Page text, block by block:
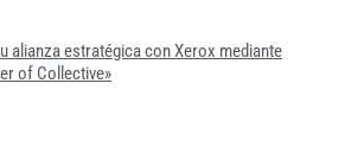
alianza estratégica con Xerox mediante
of Collective»